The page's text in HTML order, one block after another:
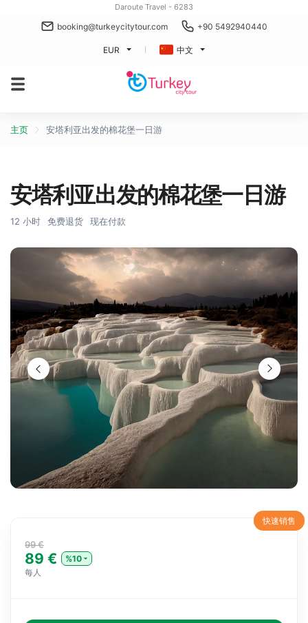
Daroute Travel - 6283
booking@turkeycitytour.com +90 5492940440
EUR 中文
主页 安塔利亚出发的棉花堡一日游
安塔利亚出发的棉花堡一日游
12 小时 免费退货 现在付款
快速销售
99 €
89 €
%10
每人